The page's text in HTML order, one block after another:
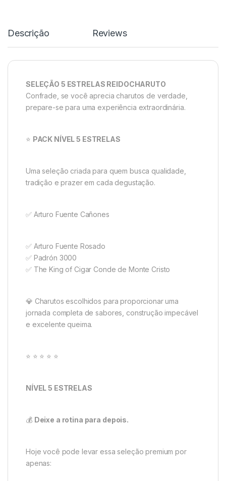
Descrição Reviews
SELEÇÃO 5 ESTRELAS REIDOCHARUTO
Confrade, se você aprecia charutos de verdade,
prepare-se para uma experiência extraordinária.
⭐ PACK NÍVEL 5 ESTRELAS
Uma seleção criada para quem busca qualidade,
tradição e prazer em cada degustação.
✅ Arturo Fuente Cañones
✅ Arturo Fuente Rosado
✅ Padrón 3000
✅ The King of Cigar Conde de Monte Cristo
💎 Charutos escolhidos para proporcionar uma
jornada completa de sabores, construção impecável
e excelente queima.
⭐ ⭐ ⭐ ⭐ ⭐
NÍVEL 5 ESTRELAS
💰 Deixe a rotina para depois.
Hoje você pode levar essa seleção premium por
apenas: